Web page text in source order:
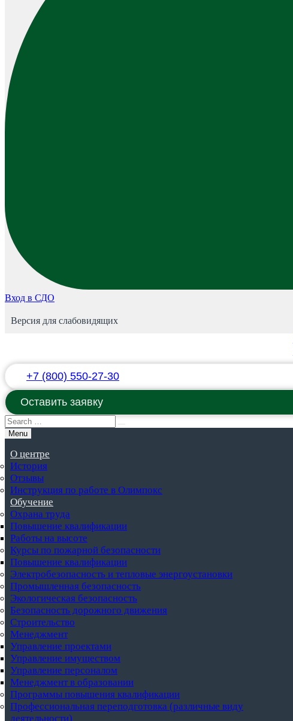
Вход в СДО
Версия для слабовидящих
+7 (800) 550-27-30
Оставить заявку
Menu
О центре
История
Отзывы
Инструкция по работе в Олимпокс
Обучение
Охрана труда
Повышение квалификации
Работы на высоте
Курсы по пожарной безопасности
Повышение квалификации
Электробезопасность и тепловые энергоустановки
Промышленная безопасность
Экологическая безопасность
Безопасность дорожного движения
Строительство
Менеджмент
Управление проектами
Управление имуществом
Управление персоналом
Менеджмент в образовании
Программы повышения квалификации
Профессиональная переподготовка (различные виду
деятельности)